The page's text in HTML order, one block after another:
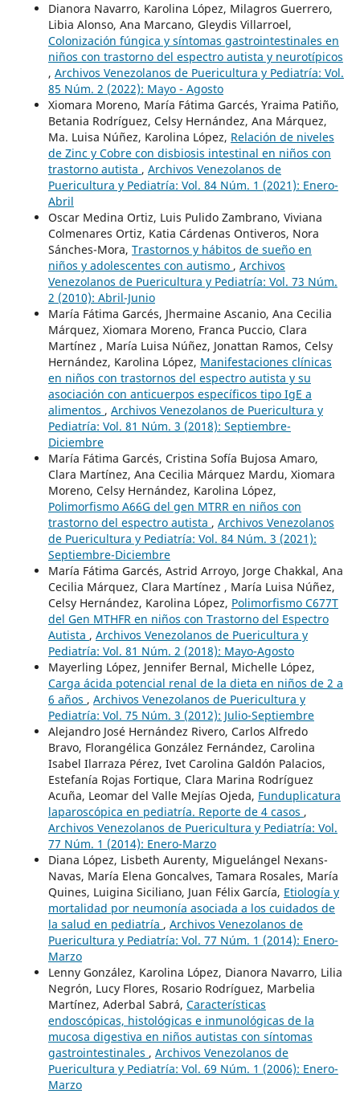
Dianora Navarro, Karolina López, Milagros Guerrero,
Libia Alonso, Ana Marcano, Gleydis Villarroel,
Colonización fúngica y síntomas gastrointestinales en
niños con trastorno del espectro autista y neurotípicos
, Archivos Venezolanos de Puericultura y Pediatría: Vol.
85 Núm. 2 (2022): Mayo - Agosto
Xiomara Moreno, María Fátima Garcés, Yraima Patiño,
Betania Rodríguez, Celsy Hernández, Ana Márquez,
Ma. Luisa Núñez, Karolina López, Relación de niveles
de Zinc y Cobre con disbiosis intestinal en niños con
trastorno autista , Archivos Venezolanos de
Puericultura y Pediatría: Vol. 84 Núm. 1 (2021): Enero-
Abril
Oscar Medina Ortiz, Luis Pulido Zambrano, Viviana
Colmenares Ortiz, Katia Cárdenas Ontiveros, Nora
Sánches-Mora, Trastornos y hábitos de sueño en
niños y adolescentes con autismo , Archivos
Venezolanos de Puericultura y Pediatría: Vol. 73 Núm.
2 (2010): Abril-Junio
María Fátima Garcés, Jhermaine Ascanio, Ana Cecilia
Márquez, Xiomara Moreno, Franca Puccio, Clara
Martínez , María Luisa Núñez, Jonattan Ramos, Celsy
Hernández, Karolina López, Manifestaciones clínicas
en niños con trastornos del espectro autista y su
asociación con anticuerpos específicos tipo IgE a
alimentos , Archivos Venezolanos de Puericultura y
Pediatría: Vol. 81 Núm. 3 (2018): Septiembre-
Diciembre
María Fátima Garcés, Cristina Sofía Bujosa Amaro,
Clara Martínez, Ana Cecilia Márquez Mardu, Xiomara
Moreno, Celsy Hernández, Karolina López,
Polimorfismo A66G del gen MTRR en niños con
trastorno del espectro autista , Archivos Venezolanos
de Puericultura y Pediatría: Vol. 84 Núm. 3 (2021):
Septiembre-Diciembre
María Fátima Garcés, Astrid Arroyo, Jorge Chakkal, Ana
Cecilia Márquez, Clara Martínez , María Luisa Núñez,
Celsy Hernández, Karolina López, Polimorfismo C677T
del Gen MTHFR en niños con Trastorno del Espectro
Autista , Archivos Venezolanos de Puericultura y
Pediatría: Vol. 81 Núm. 2 (2018): Mayo-Agosto
Mayerling López, Jennifer Bernal, Michelle López,
Carga ácida potencial renal de la dieta en niños de 2 a
6 años , Archivos Venezolanos de Puericultura y
Pediatría: Vol. 75 Núm. 3 (2012): Julio-Septiembre
Alejandro José Hernández Rivero, Carlos Alfredo
Bravo, Florangélica González Fernández, Carolina
Isabel Ilarraza Pérez, Ivet Carolina Galdón Palacios,
Estefanía Rojas Fortique, Clara Marina Rodríguez
Acuña, Leomar del Valle Mejías Ojeda, Funduplicatura
laparoscópica en pediatría. Reporte de 4 casos ,
Archivos Venezolanos de Puericultura y Pediatría: Vol.
77 Núm. 1 (2014): Enero-Marzo
Diana López, Lisbeth Aurenty, Miguelángel Nexans-
Navas, María Elena Goncalves, Tamara Rosales, María
Quines, Luigina Siciliano, Juan Félix García, Etiología y
mortalidad por neumonía asociada a los cuidados de
la salud en pediatría , Archivos Venezolanos de
Puericultura y Pediatría: Vol. 77 Núm. 1 (2014): Enero-
Marzo
Lenny González, Karolina López, Dianora Navarro, Lilia
Negrón, Lucy Flores, Rosario Rodríguez, Marbelia
Martínez, Aderbal Sabrá, Características
endoscópicas, histológicas e inmunológicas de la
mucosa digestiva en niños autistas con síntomas
gastrointestinales , Archivos Venezolanos de
Puericultura y Pediatría: Vol. 69 Núm. 1 (2006): Enero-
Marzo